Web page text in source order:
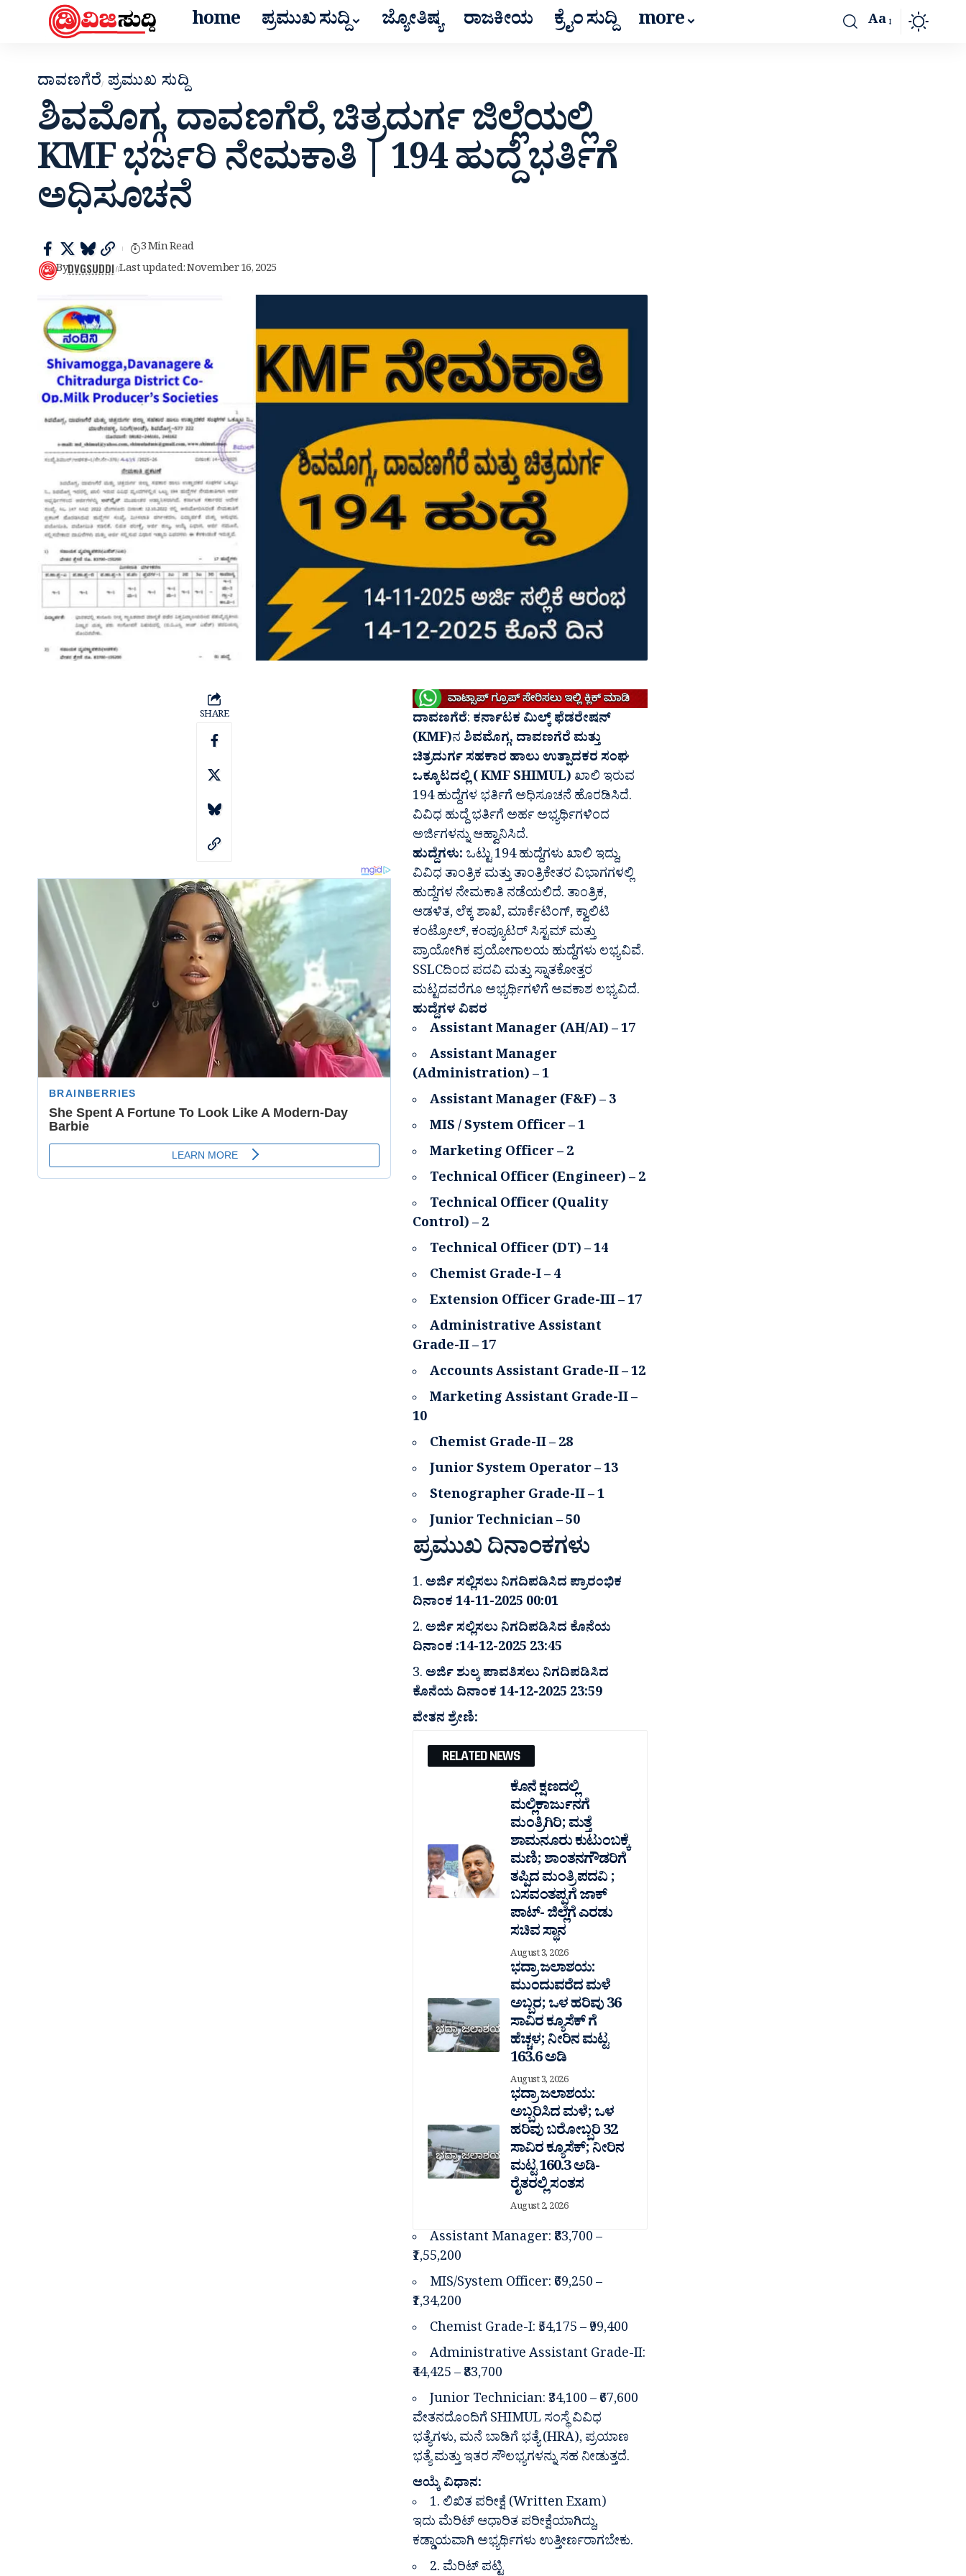
home ಪ್ರಮುಖ ಸುದ್ದಿ ಜ್ಯೋತಿಷ್ಯ ರಾಜಕೀಯ ಕ್ರೈಂ ಸುದ್ದಿ more Aa
ದಾವಣಗೆರೆ ಪ್ರಮುಖ ಸುದ್ದಿ
ಶಿವಮೊಗ್ಗ, ದಾವಣಗೆರೆ, ಚಿತ್ರದುರ್ಗ ಜಿಲ್ಲೆಯಲ್ಲಿ
KMF ಭರ್ಜರಿ ನೇಮಕಾತಿ | 194 ಹುದ್ದೆ ಭರ್ತಿಗೆ
ಅಧಿಸೂಚನೆ
ByDVGSUDDI Last updated: November 16, 2025
3 Min Read
SHARE ದಾವಣಗೆರೆ: ಕರ್ನಾಟಕ ಮಿಲ್ಕ್ ಫೆಡರೇಷನ್
(KMF)ನ ಶಿವಮೊಗ್ಗ, ದಾವಣಗೆರೆ ಮತ್ತು
ಚಿತ್ರದುರ್ಗ ಸಹಕಾರ ಹಾಲು ಉತ್ಪಾದಕರ ಸಂಘ
ಒಕ್ಕೂಟದಲ್ಲಿ ( KMF SHIMUL) ಖಾಲಿ ಇರುವ
194 ಹುದ್ದೆಗಳ ಭರ್ತಿಗೆ ಅಧಿಸೂಚನೆ ಹೊರಡಿಸಿದೆ.
ವಿವಿಧ ಹುದ್ದೆ ಭರ್ತಿಗೆ ಅರ್ಹ ಅಭ್ಯರ್ಥಿಗಳಿಂದ
ಅರ್ಜಿಗಳನ್ನು ಆಹ್ವಾನಿಸಿದೆ.
ಹುದ್ದೆಗಳು: ಒಟ್ಟು 194 ಹುದ್ದೆಗಳು ಖಾಲಿ ಇದ್ದು,
ವಿವಿಧ ತಾಂತ್ರಿಕ ಮತ್ತು ತಾಂತ್ರಿಕೇತರ ವಿಭಾಗಗಳಲ್ಲಿ
ಹುದ್ದೆಗಳ ನೇಮಕಾತಿ ನಡೆಯಲಿದೆ. ತಾಂತ್ರಿಕ,
ಆಡಳಿತ, ಲೆಕ್ಕ ಶಾಖೆ, ಮಾರ್ಕೆಟಿಂಗ್, ಕ್ವಾಲಿಟಿ
ಕಂಟ್ರೋಲ್, ಕಂಪ್ಯೂಟರ್ ಸಿಸ್ಟಮ್ ಮತ್ತು
ಪ್ರಾಯೋಗಿಕ ಪ್ರಯೋಗಾಲಯ ಹುದ್ದೆಗಳು ಲಭ್ಯವಿವೆ.
SSLCದಿಂದ ಪದವಿ ಮತ್ತು ಸ್ನಾತಕೋತ್ತರ
ಮಟ್ಟದವರೆಗೂ ಅಭ್ಯರ್ಥಿಗಳಿಗೆ ಅವಕಾಶ ಲಭ್ಯವಿದೆ.
ಹುದ್ದೆಗಳ ವಿವರ
Assistant Manager (AH/AI) – 17
Assistant Manager
(Administration) – 1
Assistant Manager (F&F) – 3
MIS / System Officer – 1
Marketing Officer – 2
Technical Officer (Engineer) – 2
Technical Officer (Quality
Control) – 2
Technical Officer (DT) – 14
Chemist Grade-I – 4
Extension Officer Grade-III – 17
Administrative Assistant
Grade-II – 17
Accounts Assistant Grade-II – 12
Marketing Assistant Grade-II –
10
Chemist Grade-II – 28
Junior System Operator – 13
Stenographer Grade-II – 1
Junior Technician – 50
ಪ್ರಮುಖ ದಿನಾಂಕಗಳು
ಅರ್ಜಿ ಸಲ್ಲಿಸಲು ನಿಗದಿಪಡಿಸಿದ ಪ್ರಾರಂಭಿಕ
ದಿನಾಂಕ 14-11-2025 00:01
ಅರ್ಜಿ ಸಲ್ಲಿಸಲು ನಿಗದಿಪಡಿಸಿದ ಕೊನೆಯ
ದಿನಾಂಕ :14-12-2025 23:45
ಅರ್ಜಿ ಶುಲ್ಕ ಪಾವತಿಸಲು ನಿಗದಿಪಡಿಸಿದ
ಕೊನೆಯ ದಿನಾಂಕ 14-12-2025 23:59
ವೇತನ ಶ್ರೇಣಿ:
RELATED NEWS
ಕೊನೆ ಕ್ಷಣದಲ್ಲಿ
ಮಲ್ಲಿಕಾರ್ಜುನಗೆ
ಮಂತ್ರಿಗಿರಿ; ಮತ್ತೆ
ಶಾಮನೂರು ಕುಟುಂಬಕ್ಕೆ
ಮಣಿ; ಶಾಂತನಗೌಡರಿಗೆ
ತಪ್ಪಿದ ಮಂತ್ರಿ ಪದವಿ ;
ಬಸವಂತಪ್ಪಗೆ ಜಾಕ್
ಪಾಟ್- ಜಿಲ್ಲೆಗೆ ಎರಡು
ಸಚಿವ ಸ್ಥಾನ
August 3, 2026
ಭದ್ರಾ ಜಲಾಶಯ:
ಮುಂದುವರೆದ ಮಳೆ
ಅಬ್ಬರ; ಒಳ ಹರಿವು 36
ಸಾವಿರ‌ ಕ್ಯೂಸೆಕ್ ಗೆ
ಹೆಚ್ಚಳ; ನೀರಿನ ಮಟ್ಟ
163.6 ಅಡಿ
August 3, 2026
ಭದ್ರಾ ಜಲಾಶಯ:
ಅಬ್ಬರಿಸಿದ ಮಳೆ; ಒಳ
ಹರಿವು ಬರೋಬ್ಬರಿ 32
ಸಾವಿರ‌ ಕ್ಯೂಸೆಕ್; ನೀರಿನ
ಮಟ್ಟ 160.3 ಅಡಿ-
ರೈತರಲ್ಲಿ ಸಂತಸ
August 2, 2026
Assistant Manager: ₹83,700 –
₹1,55,200
MIS/System Officer: ₹69,250 –
₹1,34,200
Chemist Grade-I: ₹54,175 – ₹99,400
Administrative Assistant Grade-II:
₹44,425 – ₹83,700
Junior Technician: ₹34,100 – ₹67,600
ವೇತನದೊಂದಿಗೆ SHIMUL ಸಂಸ್ಥೆ ವಿವಿಧ
ಭತ್ಯೆಗಳು, ಮನೆ ಬಾಡಿಗೆ ಭತ್ಯೆ (HRA), ಪ್ರಯಾಣ
ಭತ್ಯೆ ಮತ್ತು ಇತರ ಸೌಲಭ್ಯಗಳನ್ನು ಸಹ ನೀಡುತ್ತದೆ.
ಆಯ್ಕೆ ವಿಧಾನ:
1. ಲಿಖಿತ ಪರೀಕ್ಷೆ (Written Exam)
ಇದು ಮೆರಿಟ್ ಆಧಾರಿತ ಪರೀಕ್ಷೆಯಾಗಿದ್ದು,
ಕಡ್ಡಾಯವಾಗಿ ಅಭ್ಯರ್ಥಿಗಳು ಉತ್ತೀರ್ಣರಾಗಬೇಕು.
2. ಮೆರಿಟ್ ಪಟ್ಟಿ